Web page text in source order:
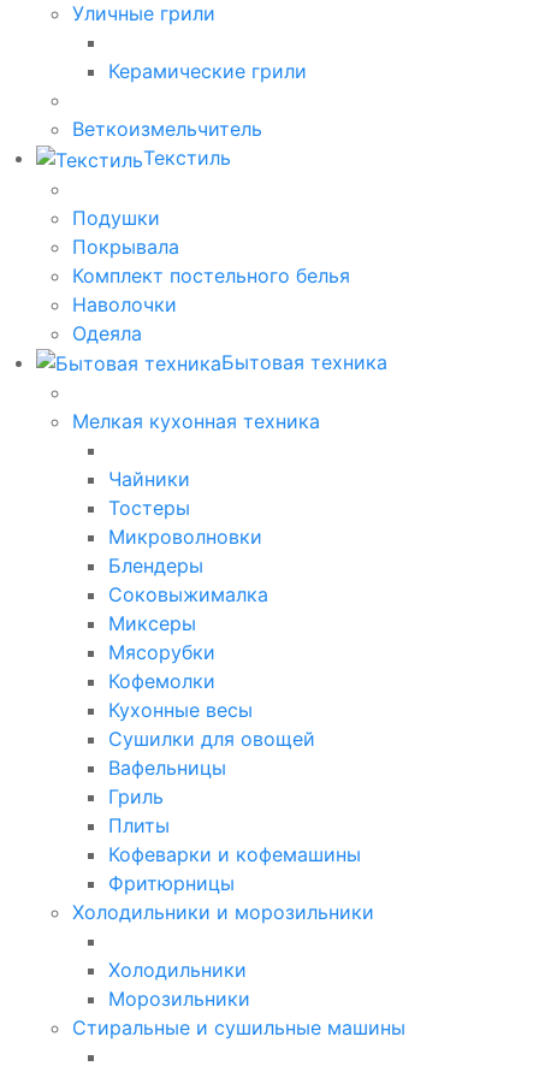
Уличные грили
Керамические грили
Веткоизмельчитель
Текстиль
Подушки
Покрывала
Комплект постельного белья
Наволочки
Одеяла
Бытовая техника
Мелкая кухонная техника
Чайники
Тостеры
Микроволновки
Блендеры
Соковыжималка
Миксеры
Мясорубки
Кофемолки
Кухонные весы
Сушилки для овощей
Вафельницы
Гриль
Плиты
Кофеварки и кофемашины
Фритюрницы
Холодильники и морозильники
Холодильники
Морозильники
Стиральные и сушильные машины